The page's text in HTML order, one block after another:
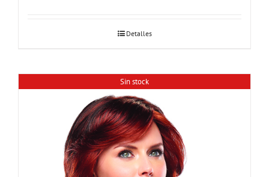
Detalles
Sin stock